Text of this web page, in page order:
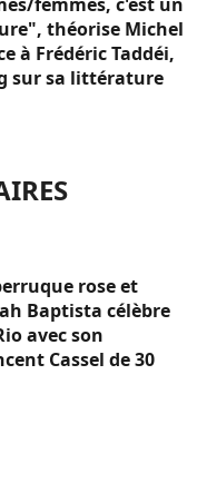
théorise Michel
à Frédéric Taddéi,
sur sa littérature
rose et
Baptista célèbre
avec son
Cassel de 30